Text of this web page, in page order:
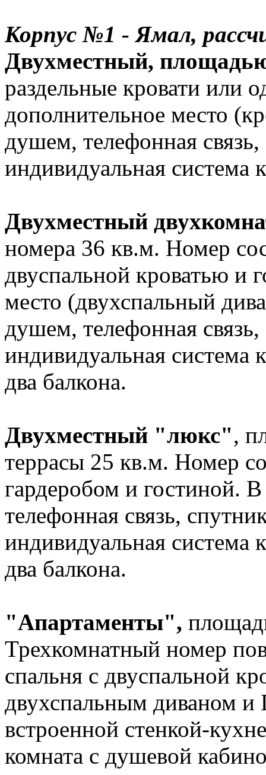
Корпус №1 - Ямал,
Двухместный,
раздельные кровати или
дополнительное место
душем, телефонная
индивидуальная
Двухместный
номера 36 кв.м. Номер
двуспальной кроватью и
место (двухспальный
душем, телефонная
индивидуальная
два балкона.
Двухместный "люкс",
террасы 25 кв.м. Номер
гардеробом и гостиной.
телефонная связь,
индивидуальная
два балкона.
"Апартаменты",
Трехкомнатный номер
спальня с двуспальной
двухспальным диваном и
встроенной стенкой-
комната с душевой